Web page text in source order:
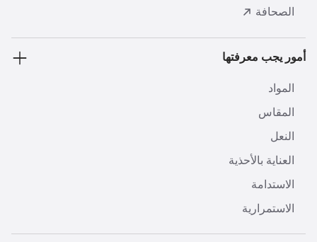
الصحافة
أمور يجب معرفتها
المواد
المقاس
النعل
العناية بالأحذية
الاستدامة
الاستمرارية